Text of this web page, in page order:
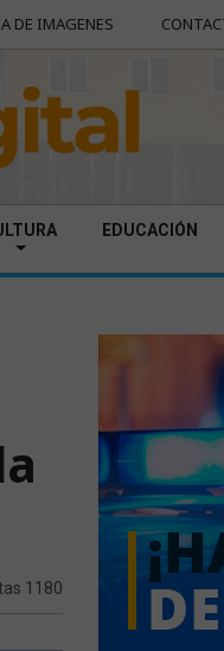
DE IMAGENES
EDUCACIÓN
1180